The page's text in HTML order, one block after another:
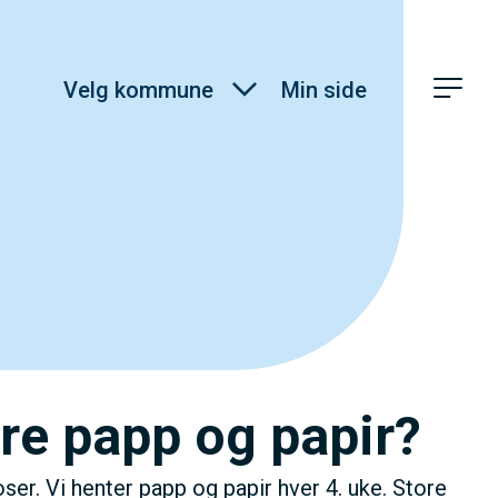
Velg kommune Min side
papp og papir?
Vi henter papp og papir hver 4. uke. Store